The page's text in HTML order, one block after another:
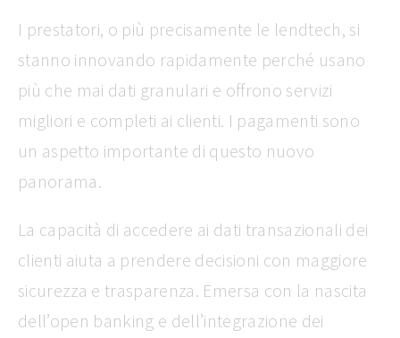
I prestatori, o più precisamente le lendtech, si
stanno innovando rapidamente perché usano
più che mai dati granulari e offrono servizi
migliori e completi ai clienti. I pagamenti sono
un aspetto importante di questo nuovo
panorama.
La capacità di accedere ai dati transazionali dei
clienti aiuta a prendere decisioni con maggiore
sicurezza e trasparenza. Emersa con la nascita
dell’open banking e dell’integrazione dei